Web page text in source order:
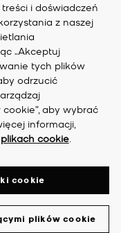
i doświadczeń
z naszej
„Akceptuj
tych plików
odrzucić
aby wybrać
informacji,
cookie.
plików cookie
cookie